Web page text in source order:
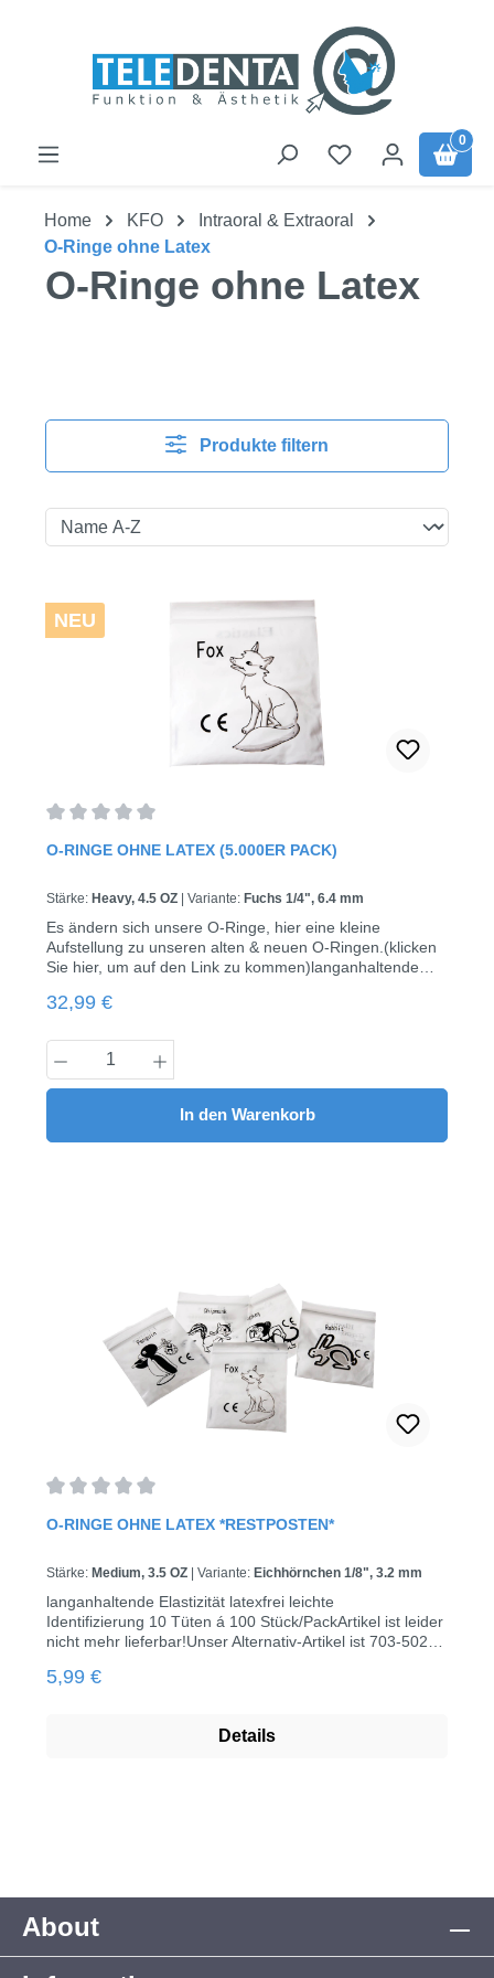
0
Home KFO
Intraoral & Extraoral
O-Ringe ohne Latex
O-Ringe ohne Latex
Produkte filtern
NEU
O-RINGE OHNE LATEX (5.000ER PACK)
Stärke: Heavy, 4.5 OZ Variante: Fuchs 1/4", 6.4 mm
Es ändern sich unsere O-Ringe, hier eine kleine
Aufstellung zu unseren alten & neuen O-Ringen.(klicken
Sie hier, um auf den Link zu kommen)langanhaltende
Stück/Pack
Regulärer Preis:
32,99 €
Produkt Anzahl: Gib den gewünschten
In den Warenkorb
O-RINGE OHNE LATEX *RESTPOSTEN*
Stärke: Medium, 3.5 OZ | Variante: Eichhörnchen 1/8", 3.2 mm
langanhaltende Elastizität latexfrei leichte
Identifizierung 10 Tüten á 100 Stück/PackArtikel ist leider
nicht mehr lieferbar!Unser Alternativ-Artikel ist 703-502-
Regulärer Preis:
5,99 €
Details
About